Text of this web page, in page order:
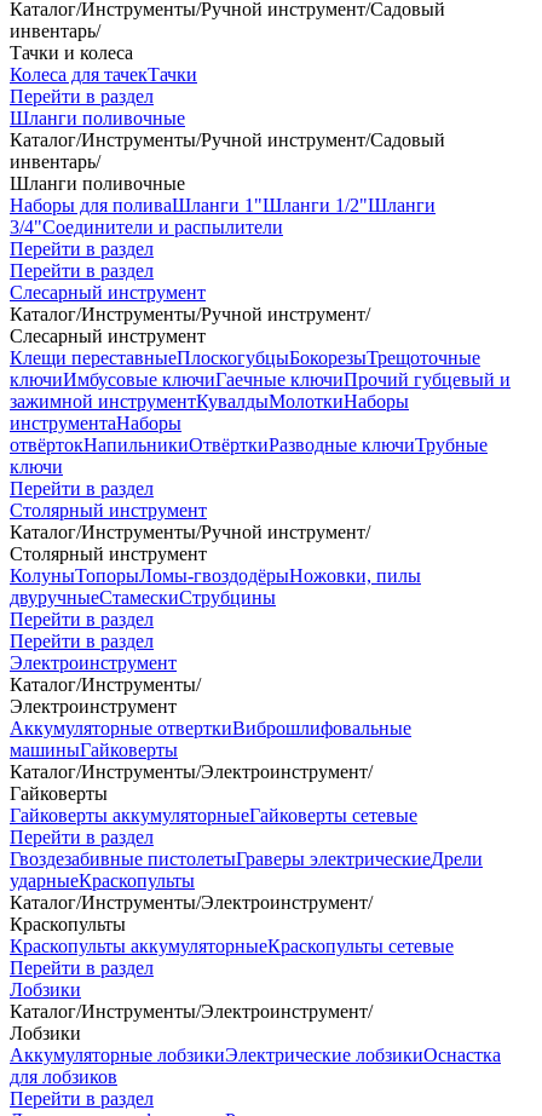
Каталог/Инструменты/Ручной инструмент/Садовый
инвентарь/
Тачки и колеса
Колеса для тачекТачки
Перейти в раздел
Шланги поливочные
Каталог/Инструменты/Ручной инструмент/Садовый
инвентарь/
Шланги поливочные
Наборы для поливаШланги 1"Шланги 1/2"Шланги
3/4"Соединители и распылители
Перейти в раздел
Перейти в раздел
Слесарный инструмент
Каталог/Инструменты/Ручной инструмент/
Слесарный инструмент
Клещи переставныеПлоскогубцыБокорезыТрещоточные
ключиИмбусовые ключиГаечные ключиПрочий губцевый и
зажимной инструментКувалдыМолоткиНаборы
инструментаНаборы
отвёртокНапильникиОтвёрткиРазводные ключиТрубные
ключи
Перейти в раздел
Столярный инструмент
Каталог/Инструменты/Ручной инструмент/
Столярный инструмент
КолуныТопорыЛомы-гвоздодёрыНожовки, пилы
двуручныеСтамескиСтрубцины
Перейти в раздел
Перейти в раздел
Электроинструмент
Каталог/Инструменты/
Электроинструмент
Аккумуляторные отверткиВиброшлифовальные
машиныГайковерты
Каталог/Инструменты/Электроинструмент/
Гайковерты
Гайковерты аккумуляторныеГайковерты сетевые
Перейти в раздел
Гвоздезабивные пистолетыГраверы электрическиеДрели
ударныеКраскопульты
Каталог/Инструменты/Электроинструмент/
Краскопульты
Краскопульты аккумуляторныеКраскопульты сетевые
Перейти в раздел
Лобзики
Каталог/Инструменты/Электроинструмент/
Лобзики
Аккумуляторные лобзикиЭлектрические лобзикиОснастка
для лобзиков
Перейти в раздел